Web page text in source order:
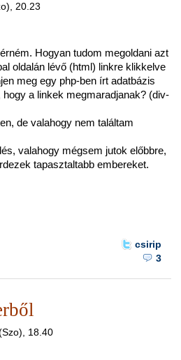
20.23
Hogyan tudom megoldani azt
oldalán lévő (html) linkre klikkelve
meg egy php-ben írt adatbázis
a linkek megmaradjanak? (div-
de valahogy nem találtam
valahogy mégsem jutok előbbre,
tapasztaltabb embereket.
csirip
3
18.40